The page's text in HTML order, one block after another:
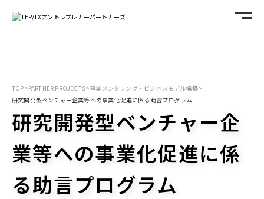
TOP>PARTNER PROJECTS>事業メンタリング・ビジネスモデル構築>
研究開発型ベンチャー企業等への事業化促進に係る助言プログラム
研究開発型ベンチャー企
業等への事業化促進に係
る助言プログラム